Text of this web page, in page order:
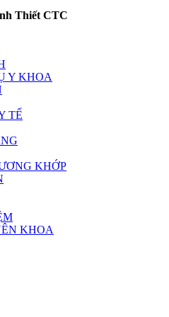
Thiết CTC
Y KHOA
TẾ
KHỚP
KHOA